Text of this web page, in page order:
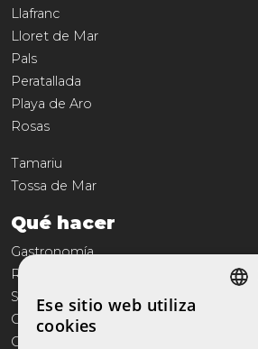
Llafranc
Lloret de Mar
Pals
Peratallada
Playa de Aro
Rosas
Tamariu
Tossa de Mar
Qué hacer
Gastronomía
Reportajes
Servicios
Comercio
Cultura
Ese sitio web utiliza
cookies